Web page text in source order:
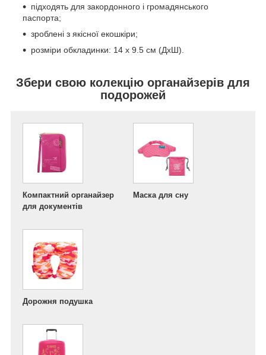
підходять для закордонного і громадянського
паспорта;
зроблені з якісної екошкіри;
розміри обкладинки: 14 х 9.5 см (ДхШ).
Збери свою колекцію органайзерів для
подорожей
Компактний органайзер
для документів
Маска для сну
Дорожня подушка